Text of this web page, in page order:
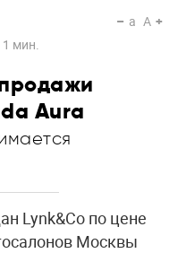
1 мин.
a A
Aura
Lynk&Co по цене
Москвы